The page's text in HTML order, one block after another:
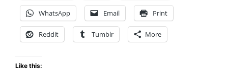
Switch
2
el
23
WhatsApp Email Print
Reddit Tumblr More
Like this: